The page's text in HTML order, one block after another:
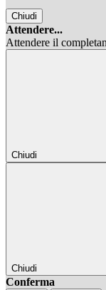
Chiudi
Attendere...
Attendere il
Chiudi
Chiudi
Conferma